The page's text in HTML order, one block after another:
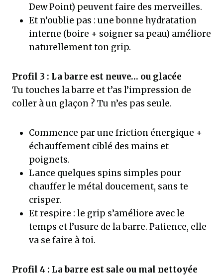
Dew Point) peuvent faire des merveilles.
Et n’oublie pas : une bonne hydratation
interne (boire + soigner sa peau) améliore
naturellement ton grip.
Profil 3 : La barre est neuve… ou glacée
Tu touches la barre et t’as l’impression de
coller à un glaçon ? Tu n’es pas seule.
Commence par une friction énergique +
échauffement ciblé des mains et
poignets.
Lance quelques spins simples pour
chauffer le métal doucement, sans te
crisper.
Et respire : le grip s’améliore avec le
temps et l’usure de la barre. Patience, elle
va se faire à toi.
Profil 4 : La barre est sale ou mal nettoyée